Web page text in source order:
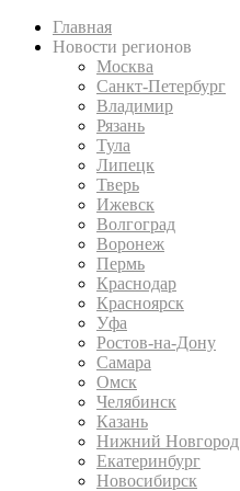
Главная
Новости регионов
Москва
Санкт-Петербург
Владимир
Рязань
Тула
Липецк
Тверь
Ижевск
Волгоград
Воронеж
Пермь
Краснодар
Красноярск
Уфа
Ростов-на-Дону
Самара
Омск
Челябинск
Казань
Нижний Новгород
Екатеринбург
Новосибирск